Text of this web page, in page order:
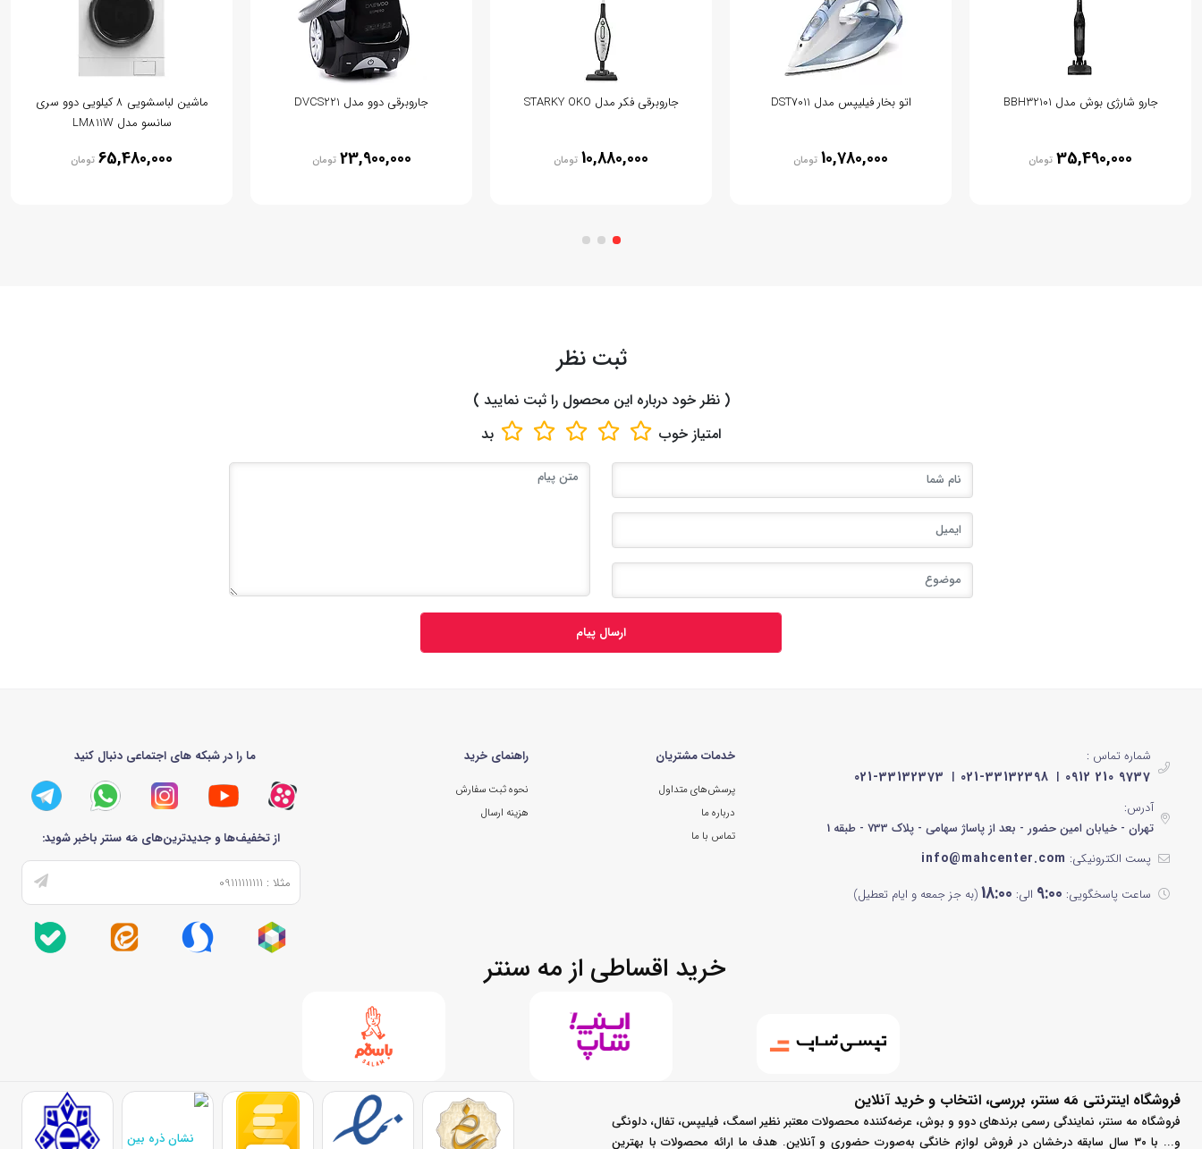
جارو شارژی بوش مدل BBH32101
35,490,000 تومان
اتو بخار فیلیپس مدل DST7011
10,780,000 تومان
جاروبرقی فکر مدل STARKY OKO
10,880,000 تومان
جاروبرقی دوو مدل DVCS221
23,900,000 تومان
ماشین لباسشویی 8 کیلویی دوو سری
سانسو مدل LM811W
65,480,000 تومان
ثبت نظر
( نظر خود درباره این محصول را ثبت نمایید )
امتیاز خوب بد
ارسال پیام
شماره تماس :
0912 210 9737
021-33132398
021-33132373
آدرس:
تهران - خیابان امین حضور - بعد از پاساژ سهامی - پلاک 733 - طبقه 1
پست الکترونیکی: info@mahcenter.com
ساعت پاسخگویی: 9:00 الی: 18:00(به جز جمعه و ایام تعطیل)
خدمات مشتریان
پرسش‌های متداول
درباره ما
تماس با ما
راهنمای خرید
نحوه ثبت سفارش
هزینه ارسال
ما را در شبکه های اجتماعی دنبال کنید
از تخفیف‌ها و جدیدترین‌های مَه سنتر باخبر شوید:
خرید اقساطی از مه سنتر
فروشگاه اینترنتی مَه سنتر، بررسی، انتخاب و خرید آنلاین
فروشگاه مه سنتر، نمایندگی رسمی برندهای دوو و بوش، عرضه‌کننده محصولات معتبر نظیر اسمگ، فیلیپس، تفال، دلونگی
و... با ۳۰ سال سابقه درخشان در فروش لوازم خانگی به‌صورت حضوری و آنلاین. هدف ما ارائه محصولات با بهترین